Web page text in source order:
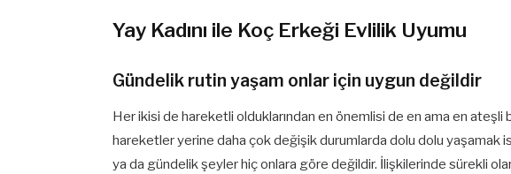
Yay Kadını ile Koç Erkeği Evlilik Uyumu
Gündelik rutin yaşam onlar için uygun değildir
Her ikisi de hareketli olduklarından en önemlisi de en ama en ateşli
hareketler yerine daha çok değişik durumlarda dolu dolu yaşamak
ya da gündelik şeyler hiç onlara göre değildir. İlişkilerinde sürekli